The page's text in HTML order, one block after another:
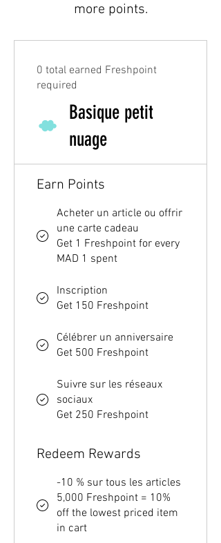
more points.
Basique petit
nuage
0 total earned Freshpoint
required
Earn Points
Acheter un article ou offrir
une carte cadeau
Get 1 Freshpoint for every
MAD 1 spent
Inscription
Get 150 Freshpoint
Célébrer un anniversaire
Get 500 Freshpoint
Suivre sur les réseaux
sociaux
Get 250 Freshpoint
Redeem Rewards
-10 % sur tous les articles
5,000 Freshpoint = 10%
off the lowest priced item
in cart